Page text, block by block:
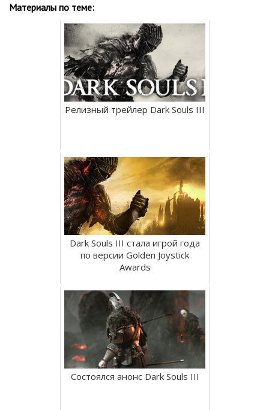
Материалы по теме:
Релизный трейлер Dark Souls III
Dark Souls III стала игрой года
по версии Golden Joystick
Awards
Состоялся анонс Dark Souls III